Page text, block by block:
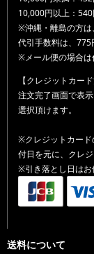
10,000円以上：540
※沖縄・離島の方は
代引手数料は、775
※メール便の場合は
【クレジットカード
注文完了画面で表
選択頂けます。
※クレジットカード
付日を元に、クレ
※引き落とし日はお
送料について